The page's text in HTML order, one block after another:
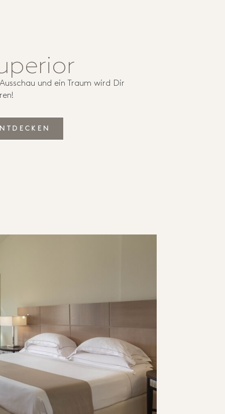
und ein Traum wird Dir